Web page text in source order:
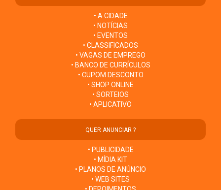
• A CIDADE
• NOTÍCIAS
• EVENTOS
• CLASSIFICADOS
• VAGAS DE EMPREGO
• BANCO DE CURRÍCULOS
• CUPOM DESCONTO
• SHOP ONLINE
• SORTEIOS
• APLICATIVO
QUER ANUNCIAR ?
• PUBLICIDADE
• MÍDIA KIT
• PLANOS DE ANÚNCIO
• WEB SITES